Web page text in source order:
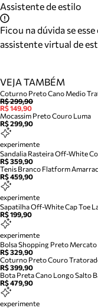
Assistente de estilo
Ficou na dúvida se
assistente virtual de
VEJA TAMBÉM
Coturno Preto Cano Medio
R$ 299,90
R$ 149,90
Mocassim Preto Couro Luma
R$ 299,90
experimente
Sandalia Rasteira Off-White
R$ 359,90
Tenis Branco Flatform
R$ 459,90
experimente
Sapatilha Off-White Cap Toe
R$ 199,90
experimente
Bolsa Shopping Preto Mercato
R$ 329,90
Coturno Preto Couro
R$ 399,90
Bota Preta Cano Longo Salto
R$ 479,90
experimente